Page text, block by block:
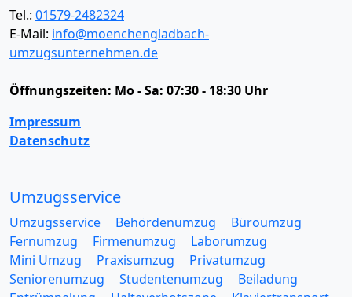
Tel.: 01579-2482324
E-Mail: info@moenchengladbach-
umzugsunternehmen.de
Öffnungszeiten: Mo - Sa: 07:30 - 18:30 Uhr
Impressum
Datenschutz
Umzugsservice
Umzugsservice Behördenumzug
Büroumzug
Fernumzug
Firmenumzug
Laborumzug
Mini Umzug
Praxisumzug
Privatumzug
Seniorenumzug
Studentenumzug
Beiladung